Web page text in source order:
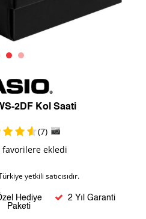
2DF Kol Saati
(7)
ekledi
yetkili satıcısıdır.
Hediye
Paketi
2 Yıl Garanti